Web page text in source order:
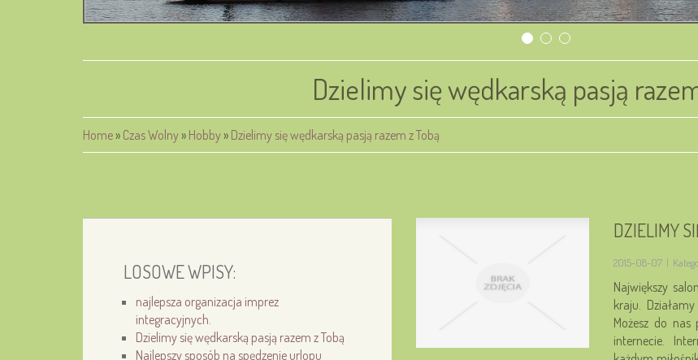
Dzielimy się wędkarską pasją
Home» Czas Wolny» Hobby» Dzielimy się wędkarską pasją razem z Tobą
LOSOWE WPISY:
najlepsza organizacja imprez
integracyjnych.
Dzielimy się wędkarską pasją razem z Tobą
Najlepszy sposób na spędzenie urlopu
DZIELIMY
2015-08-07 |
Największy
kraju.
Możesz do nas
internecie.